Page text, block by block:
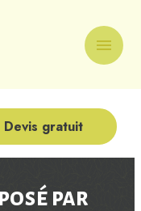
menu
Devis gratuit
par